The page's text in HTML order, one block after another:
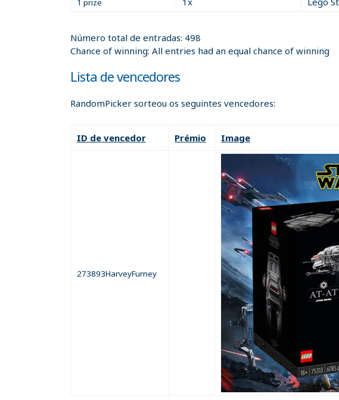
1 prize
Número total de entradas: 498
Chance of winning: All entries had an equal chance of winning
Lista de vencedores
RandomPicker sorteou os seguintes vencedores:
ID de vencedor Prémio Image
273893HarveyFurney